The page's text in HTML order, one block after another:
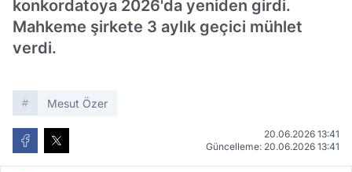
konkordatoya 2026'da yeniden girdi.
Mahkeme şirkete 3 aylık geçici mühlet
verdi.
Mesut Özer
20.06.2026 13:41
Güncelleme: 20.06.2026 13:41